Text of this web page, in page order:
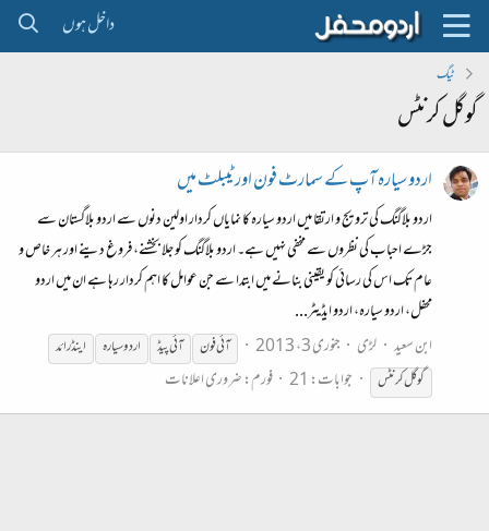
داخل ہوں
ٹیگ
گوگل کرنٹس
اردو سیارہ آپ کے سمارٹ فون اور ٹیبلٹ میں
اردو بلاگنگ کی ترویج و ارتقا میں اردو سیارہ کا نمایاں کردار اولین دنوں سے اردو بلاگستان سے
جڑے احباب کی نظروں سے مخفی نہیں ہے۔ اردو بلاگنگ کو جلا بخشنے، فروغ دینے اور ہر خاص و
عام تک اس کی رسائی کو یقینی بنانے میں ابتدا سے جن عوامل کا اہم کردار رہا ہے ان میں اردو
محفل، اردو سیارہ، اردو ایڈیٹر...
ابن سعید لڑی جنوری 3، 2013 آئی فون آئی پیڈ اردو سیارہ
اینڈرائد
گوگلکرنٹس جوابات: 21 فورم:ضروری اعلانات